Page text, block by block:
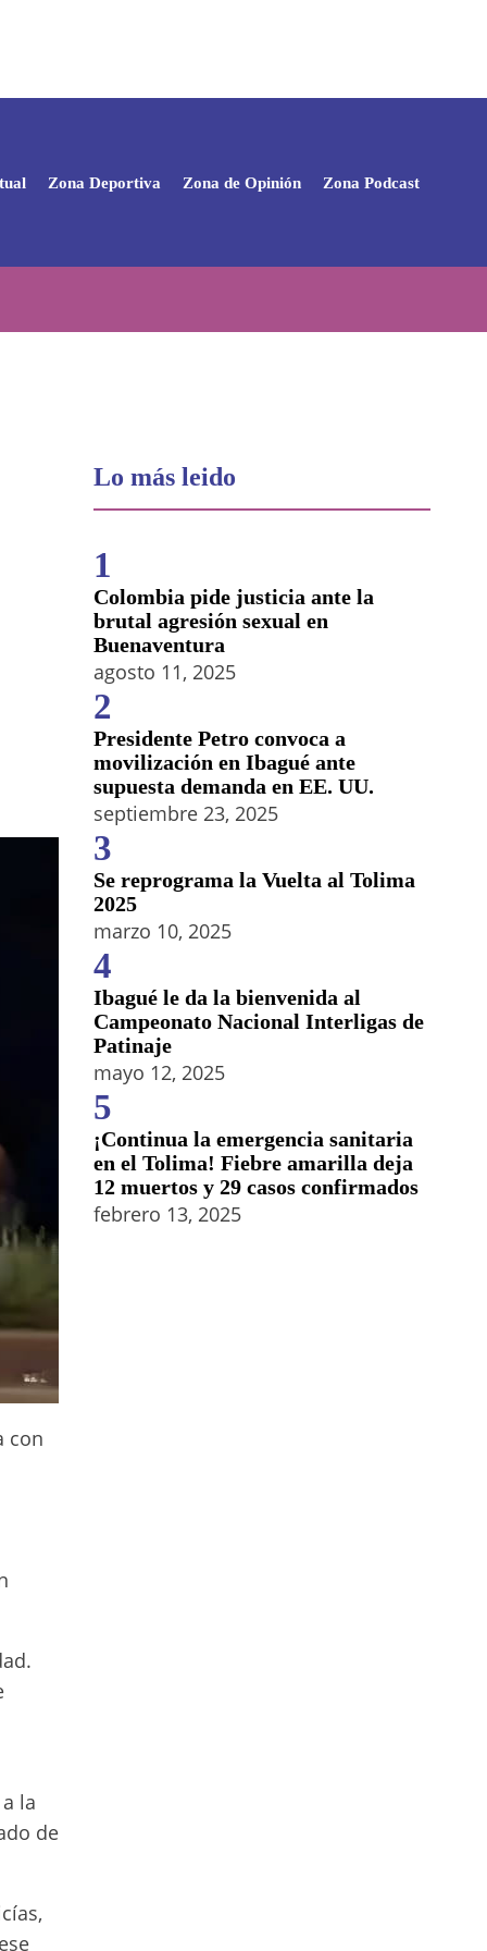
Zona Deportiva Zona de Opinión Zona Podcast
con
la
de
Lo más leido
1
Colombia pide justicia ante la
brutal agresión sexual en
Buenaventura
agosto 11, 2025
2
Presidente Petro convoca a
movilización en Ibagué ante
supuesta demanda en EE. UU.
septiembre 23, 2025
3
Se reprograma la Vuelta al Tolima
2025
marzo 10, 2025
4
Ibagué le da la bienvenida al
Campeonato Nacional Interligas de
Patinaje
mayo 12, 2025
5
¡Continua la emergencia sanitaria
en el Tolima! Fiebre amarilla deja
12 muertos y 29 casos confirmados
febrero 13, 2025